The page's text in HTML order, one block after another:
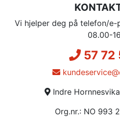
Vi hjelper deg på telefon/
08.00-
57 72
Indre
Org.nr.: NO 993